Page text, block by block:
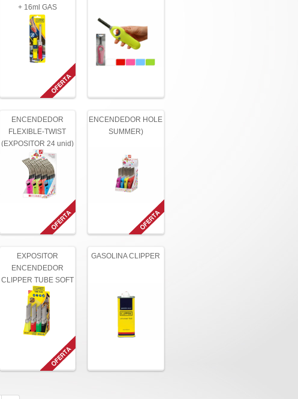
+ 16ml GAS
ENCENDEDOR
FLEXIBLE-TWIST
(EXPOSITOR 24 unid)
ENCENDEDOR HOLE
SUMMER)
EXPOSITOR
ENCENDEDOR
CLIPPER TUBE SOFT
PLUS (12unid.)
GASOLINA CLIPPER